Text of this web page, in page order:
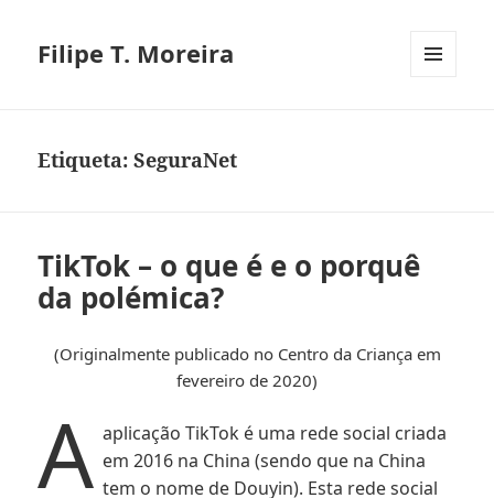
Filipe T. Moreira
Etiqueta:SeguraNet
TikTok – o que é e o porquê
da polémica?
(Originalmente publicado no Centro da Criança em
fevereiro de 2020)
A aplicação TikTok é uma rede social criada
em 2016 na China (sendo que na China
tem o nome de Douyin). Esta rede social